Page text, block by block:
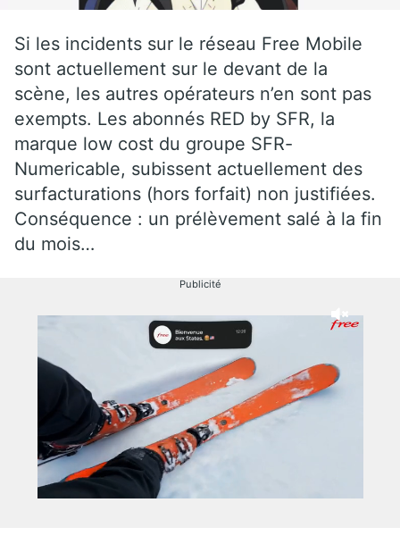
Si les incidents sur le réseau Free Mobile
sont actuellement sur le devant de la
scène, les autres opérateurs n’en sont pas
exempts. Les abonnés RED by SFR, la
marque low cost du groupe SFR-
Numericable, subissent actuellement des
surfacturations (hors forfait) non justifiées.
Conséquence : un prélèvement salé à la fin
du mois…
Publicité